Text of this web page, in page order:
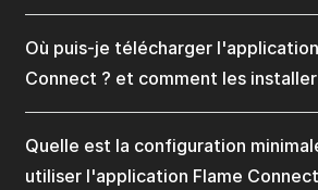
Où puis-je télécharger
Connect ? et comment les installer
Quelle est la configuration
utiliser l'application Flame